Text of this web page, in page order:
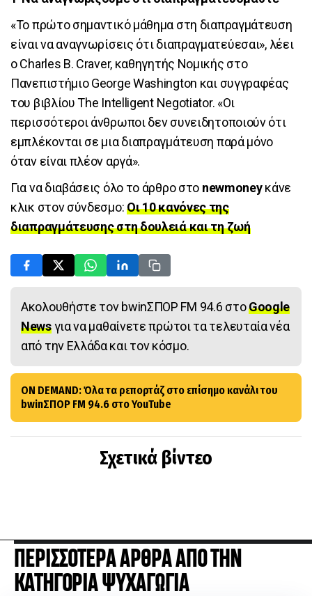
«Το πρώτο σημαντικό μάθημα στη διαπραγμάτευση
είναι να αναγνωρίσεις ότι διαπραγματεύεσαι», λέει
ο Charles B. Craver, καθηγητής Νομικής στο
Πανεπιστήμιο George Washington και συγγραφέας
του βιβλίου The Intelligent Negotiator. «Οι
περισσότεροι άνθρωποι δεν συνειδητοποιούν ότι
εμπλέκονται σε μια διαπραγμάτευση παρά μόνο
όταν είναι πλέον αργά».
Για να διαβάσεις όλο το άρθρο στο newmoneyκάνε
κλικ στον σύνδεσμο:Οι 10 κανόνες της
διαπραγμάτευσης στη δουλειά και τη ζωή
Ακολουθήστε τον bwinΣΠΟΡ FM 94.6 στοGoogle
Newsγια να μαθαίνετε πρώτοι τα τελευταία νέα
από την Ελλάδα και τον κόσμο.
ON DEMAND: Όλα τα ρεπορτάζ στο επίσημο κανάλι του
bwinΣΠΟΡ FM 94.6 στο YouTube
Σχετικά βίντεο
ΠΕΡΙΣΣΟΤΕΡΑ ΑΡΘΡΑ ΑΠΟ ΤΗΝ
ΚΑΤΗΓΟΡΙΑ ΨΥΧΑΓΩΓΙΑ